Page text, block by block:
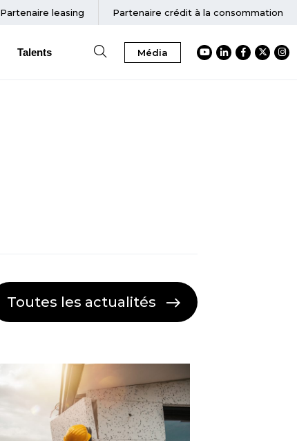
Partenaire leasing Partenaire crédit à la consommation
Talents Média Accéder au
Accéder au
Accéder
Toutes les actualités